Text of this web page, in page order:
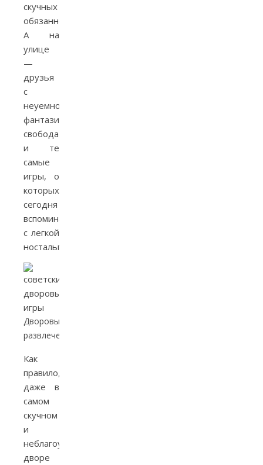
скучных
обязанностях.
А на
улице
—
друзья
с
неуемной
фантазией,
свобода
и те
самые
игры, о
которых
сегодня
вспоминается
с легкой
ностальгией…
Дворовые
развлечения
Как
правило,
даже в
самом
скучном
и
неблагоустроенном
дворе